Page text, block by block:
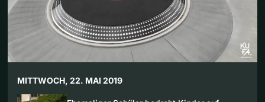
MITTWOCH, 22. MAI 2019